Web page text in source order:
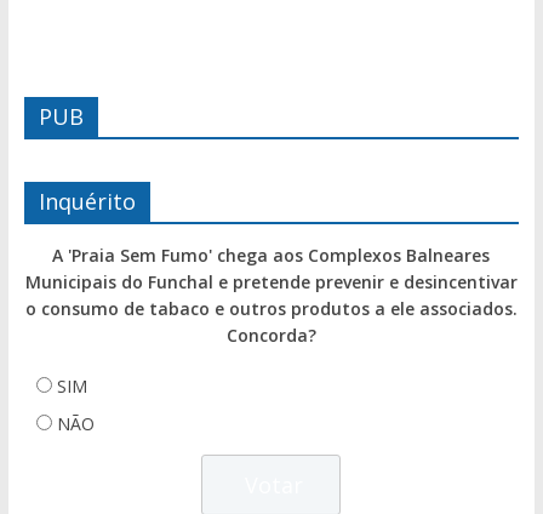
PUB
Inquérito
A 'Praia Sem Fumo' chega aos Complexos Balneares
Municipais do Funchal e pretende prevenir e desincentivar
o consumo de tabaco e outros produtos a ele associados.
Concorda?
SIM
NÃO